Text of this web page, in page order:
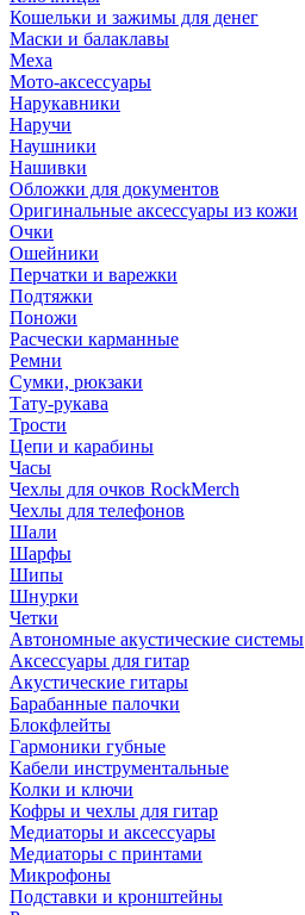
Кошельки и зажимы для денег
Маски и балаклавы
Меха
Мото-аксессуары
Нарукавники
Наручи
Наушники
Нашивки
Обложки для документов
Оригинальные аксессуары из кожи
Очки
Ошейники
Перчатки и варежки
Подтяжки
Поножи
Расчески карманные
Ремни
Сумки, рюкзаки
Тату-рукава
Трости
Цепи и карабины
Часы
Чехлы для очков RockMerch
Чехлы для телефонов
Шали
Шарфы
Шипы
Шнурки
Четки
Автономные акустические системы
Аксессуары для гитар
Акустические гитары
Барабанные палочки
Блокфлейты
Гармоники губные
Кабели инструментальные
Колки и ключи
Кофры и чехлы для гитар
Медиаторы и аксессуары
Медиаторы с принтами
Микрофоны
Подставки и кронштейны